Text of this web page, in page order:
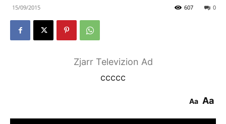
15/09/2015 0
607
Zjarr Televizion Ad
ccccc
Aa Aa